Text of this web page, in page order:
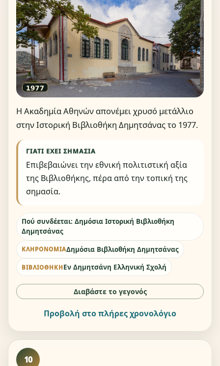
Η Ακαδημία Αθηνών απονέμει χρυσό μετάλλιο
στην Ιστορική Βιβλιοθήκη Δημητσάνας το 1977.
ΓΙΑΤΊ ΈΧΕΙ ΣΗΜΑΣΊΑ
Επιβεβαιώνει την εθνική πολιτιστική αξία
της Βιβλιοθήκης, πέρα από την τοπική της
σημασία.
Πού συνδέεται: Δημόσια Ιστορική Βιβλιοθήκη
Δημητσάνας
ΚΛΗΡΟΝΟΜΙΆΔημόσια Βιβλιοθήκη Δημητσάνας
ΒΙΒΛΙΟΘΉΚΗΕν Δημητσάνη Ελληνική Σχολή
Διαβάστε το γεγονός
Προβολή στο πλήρες χρονολόγιο
10